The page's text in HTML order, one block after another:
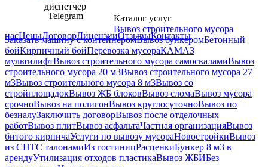
диспетчер
Telegram
насЦеныДоговорЛицензииОтзывыКонтакты
Каталог услуг
Вывоз строительного мусора
Заказать машину с контейнеромВывоз бункеромБетонный
бойКирпичный бойПеревозка мусораКАМАЗ
мультилифтВывоз строительного мусора самосваламиВывоз
строительного мусора 20 м3Вывоз строительного мусора 27
м3Вывоз строительного мусора 8 м3Вывоз со
стройплощадокВывоз ЖБ блоковВывоз сломаВывоз мусора
срочноВывоз на полигонВывоз круглосуточноВывоз по
безналуЗаключить договорВывоз после отделочных
работВывоз плитВывоз асфальтаЧастная организацияВывоз
битого кирпичаУслуги по вывозу мусораНовостройкиВывоз
из СНТС талонамиИз гостиницРасценкиБункер 8 м3 в
арендуУтилизация отходов пластикаВывоз ЖБИБез